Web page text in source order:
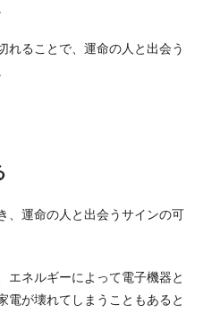
れることで、運命の人と出会う
、運命の人と出会うサインの可
エネルギーによって電子機器と
電が壊れてしまうこともあると